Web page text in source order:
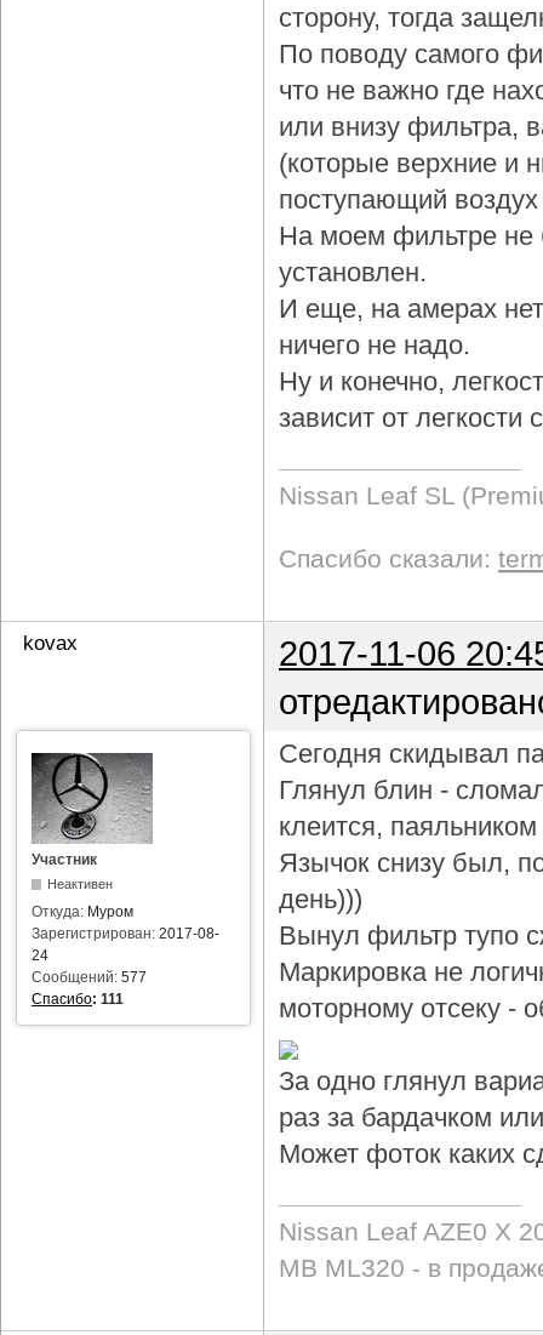
сторону, тогда
По поводу самого
что не важно где
или внизу фильтра,
(которые верхние и
поступающий
На моем фильтре не
установлен.
И еще, на амерах
ничего не надо.
Ну и конечно,
зависит от
Nissan Leaf SL
Спасибо сказали:
kovax
2017-11-06
Участник
Неактивен
Откуда: Муром
Зарегистрирован: 2017-08-
24
Сообщений: 577
Спасибо: 111
Сегодня скидывал
Глянул блин -
клеится,
Язычок снизу был,
день)))
Вынул фильтр тупо
Маркировка не
моторному отсеку -
За одно глянул
раз за бардачком
Может фоток каких
Nissan Leaf AZE0 X
MB ML320 - в